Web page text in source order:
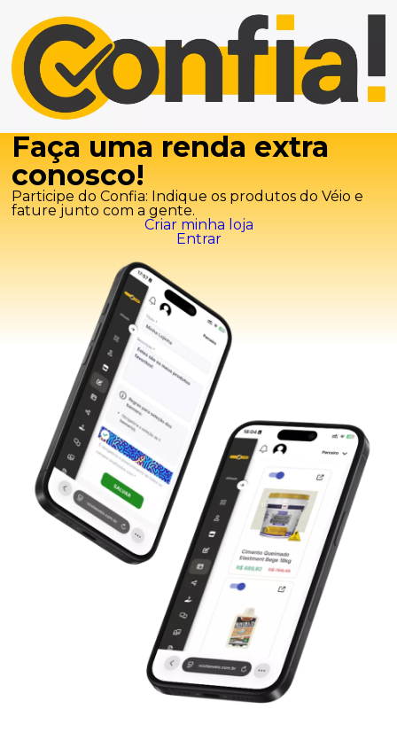
Faça uma renda extra
conosco!
Participe do Confia: Indique os produtos do Véio e
fature junto com a gente.
Criar minha loja
Entrar